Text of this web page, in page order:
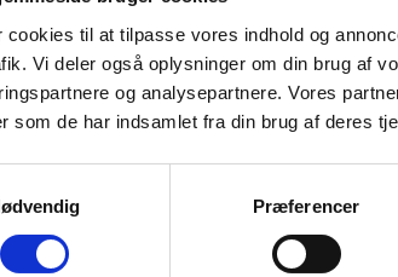
cookies til at tilpasse vores indhold og
Vi deler også oplysninger om din brug af
og analysepartnere. Vores
som de har indsamlet fra din brug af deres
Præferencer
og
får vist
For institutioner og
virksomheder. Du får
vist priser ekskl.